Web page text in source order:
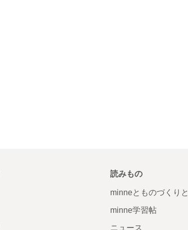
読みもの
minneとものづくりと
minne学習帖
ニュース